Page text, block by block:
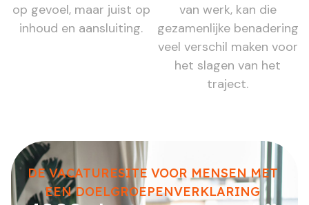
op gevoel, maar juist op
inhoud en aansluiting.
van werk, kan die
gezamenlijke benadering
veel verschil maken voor
het slagen van het
traject.
DE VACATURESITE VOOR MENSEN MET
EEN DOELGROEPENVERKLARING